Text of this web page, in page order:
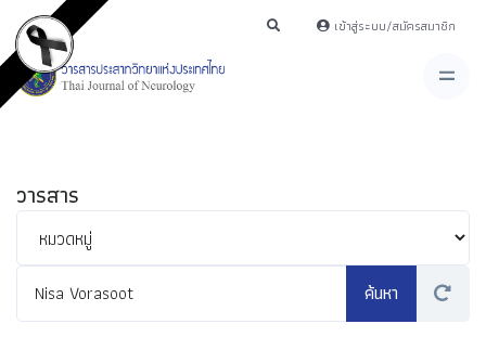
เข้าสู่ระบบ/สมัครสมาชิก
วารสาร